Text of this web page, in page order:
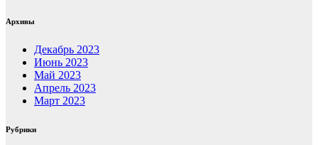
Архивы
Декабрь 2023
Июнь 2023
Май 2023
Апрель 2023
Март 2023
Рубрики